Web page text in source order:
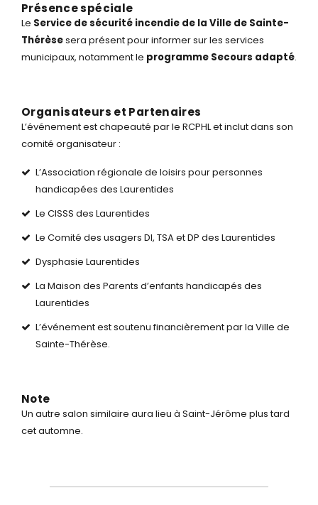
Présence spéciale
Le Service de sécurité incendie de la Ville de Sainte-
Thérèsesera présent pour informer sur les services
municipaux, notamment le programme Secours adapté.
Organisateurs et Partenaires
L’événement est chapeauté par le RCPHL et inclut dans son
comité organisateur :
L’Association régionale de loisirs pour personnes
handicapées des Laurentides
Le CISSS des Laurentides
Le Comité des usagers DI, TSA et DP des Laurentides
Dysphasie Laurentides
La Maison des Parents d’enfants handicapés des
Laurentides
L’événement est soutenu financièrement par la Ville de
Sainte-Thérèse.
Note
Un autre salon similaire aura lieu à Saint-Jérôme plus tard
cet automne.